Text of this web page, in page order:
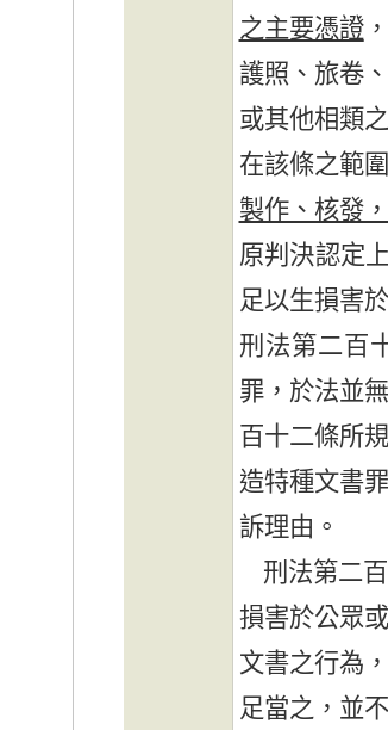
之主要憑證
護照、旅卷
或其他相類
在該條之範
製作、核發
原判決認定
足以生損害
刑法第二百
罪，於法並
百十二條所
造特種文書
訴理由。
刑法第二
損害於公眾
文書之行為
足當之，並